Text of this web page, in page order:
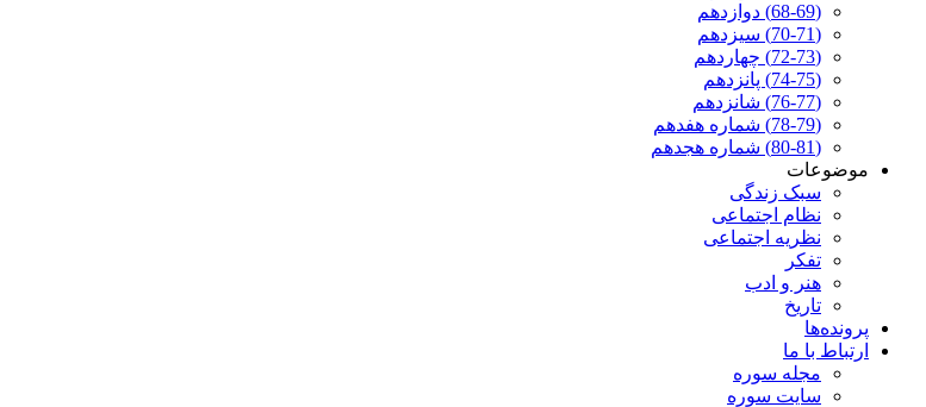
(68-69) دوازدهم
(70-71) سیزدهم
(72-73) چهاردهم
(74-75) پانزدهم
(76-77) شانزدهم
(78-79) شماره هفدهم
(80-81) شماره هجدهم
موضوعات
سبک زندگی
نظام اجتماعی
نظریه اجتماعی
تفکر
هنر و ادب
تاریخ
پرونده‌ها
ارتباط با ما
مجله سوره
سایت سوره